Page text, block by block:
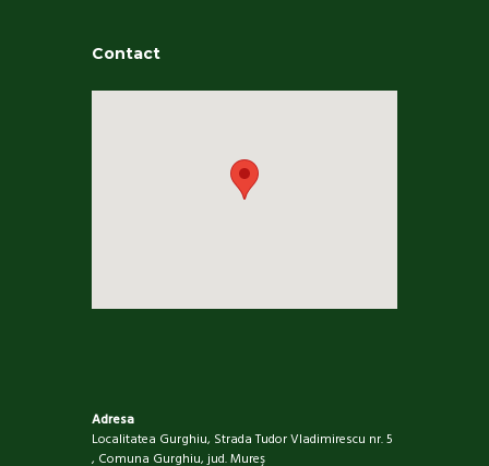
Contact
Adresa
Localitatea Gurghiu, Strada Tudor Vladimirescu nr. 5
, Comuna Gurghiu, jud. Mureş